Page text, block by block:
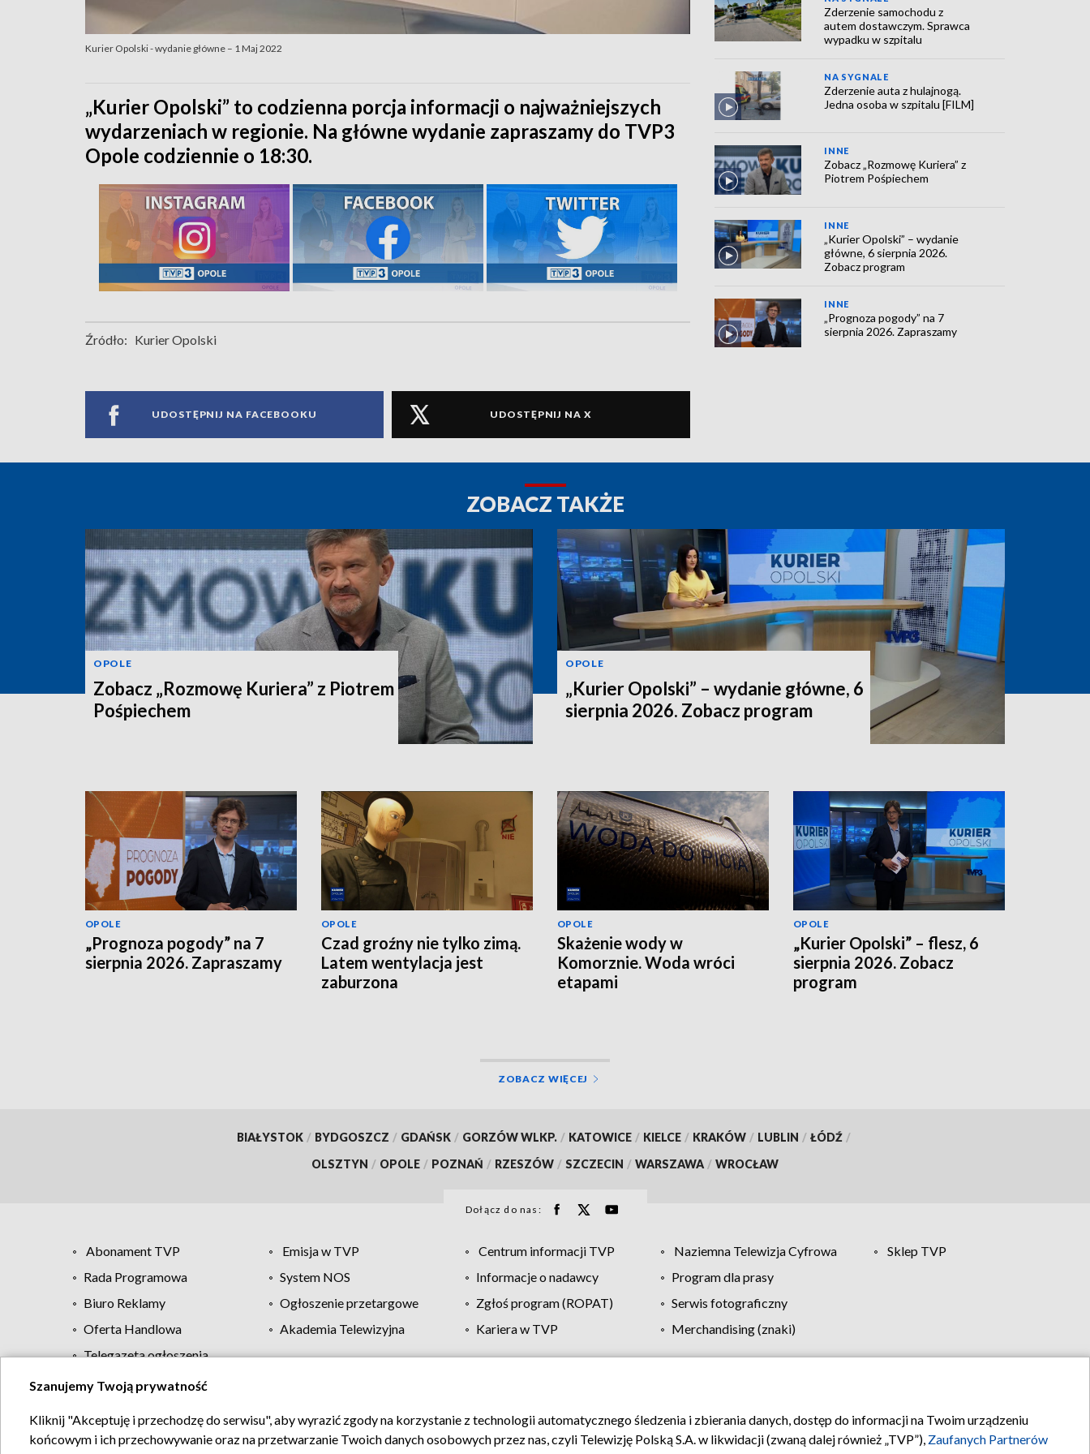
Kurier Opolski - wydanie główne – 1 Maj 2022
„Kurier Opolski” to codzienna porcja informacji o najważniejszych
wydarzeniach w regionie. Na główne wydanie zapraszamy do TVP3
Opole codziennie o 18:30.
Źródło: Kurier Opolski
UDOSTĘPNIJ NA FACEBOOKU UDOSTĘPNIJ NA X
Zderzenie samochodu z
autem dostawczym. Sprawca
wypadku w szpitalu
NA SYGNALE
Zderzenie auta z hulajnogą.
Jedna osoba w szpitalu [FILM]
INNE
Zobacz „Rozmowę Kuriera” z
Piotrem Pośpiechem
INNE
„Kurier Opolski” – wydanie
główne, 6 sierpnia 2026.
Zobacz program
INNE
„Prognoza pogody” na 7
sierpnia 2026. Zapraszamy
ZOBACZ TAKŻE
OPOLE
Zobacz „Rozmowę Kuriera” z Piotrem
Pośpiechem
OPOLE
„Kurier Opolski” – wydanie główne, 6
sierpnia 2026. Zobacz program
OPOLE
„Prognoza pogody” na 7
sierpnia 2026. Zapraszamy
OPOLE
Czad groźny nie tylko zimą.
Latem wentylacja jest
zaburzona
OPOLE
Skażenie wody w
Komorznie. Woda wróci
etapami
OPOLE
„Kurier Opolski” – flesz, 6
sierpnia 2026. Zobacz
program
ZOBACZ WIĘCEJ
BIAŁYSTOK / BYDGOSZCZ / GDAŃSK / GORZÓW WLKP. / KATOWICE / KIELCE / KRAKÓW / LUBLIN / ŁÓDŹ /
OLSZTYN / OPOLE / POZNAŃ / RZESZÓW / SZCZECIN / WARSZAWA / WROCŁAW
Dołącz do nas:
Abonament TVP Emisja w TVP Centrum informacji TVP Naziemna Telewizja Cyfrowa
Sklep TVP
Rada Programowa
System NOS Informacje o nadawcy
Program dla prasy
Biuro Reklamy
Ogłoszenie przetargowe Zgłoś program (ROPAT)
Serwis fotograficzny
Oferta Handlowa
Akademia Telewizyjna Kariera w TVP
Merchandising (znaki)
Telegazeta ogłoszenia
Regulamin TVP Polityka prywatności Moje zgody Pomoc Biuro reklamy Kontakt
Szanujemy Twoją prywatność
Kliknij "Akceptuję i przechodzę do serwisu", aby wyrazić zgody na korzystanie z technologii automatycznego śledzenia i zbierania danych, dostęp do informacji na Twoim urządzeniu
końcowym i ich przechowywanie oraz na przetwarzanie Twoich danych osobowych przez nas, czyli Telewizję Polską S.A. w likwidacji (zwaną dalej również „TVP”), Zaufanych Partnerów